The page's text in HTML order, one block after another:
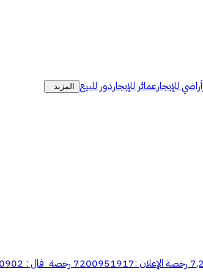
أراضي للإيجارعمائر للإيجاردور للبيع المزيد